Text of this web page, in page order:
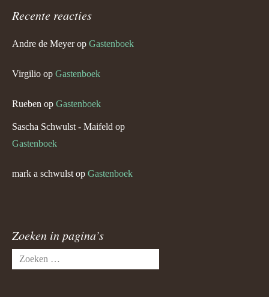
Recente reacties
Andre de Meyerop Gastenboek
Virgilio op Gastenboek
Rueben op Gastenboek
Sascha Schwulst - Maifeld op
Gastenboek
mark a schwulst op Gastenboek
Zoeken in pagina’s
Zoeken
naar: